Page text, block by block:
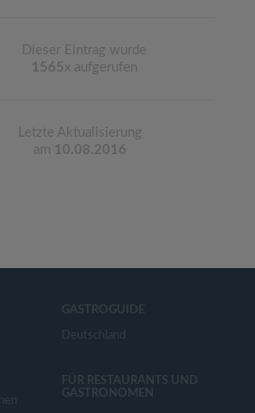
Dieser Eintrag wurde
1565 x aufgerufen
Letzte Aktualisierung
am 10.08.2016
GASTROGUIDE
Deutschland
FÜR RESTAURANTS UND
GASTRONOMEN